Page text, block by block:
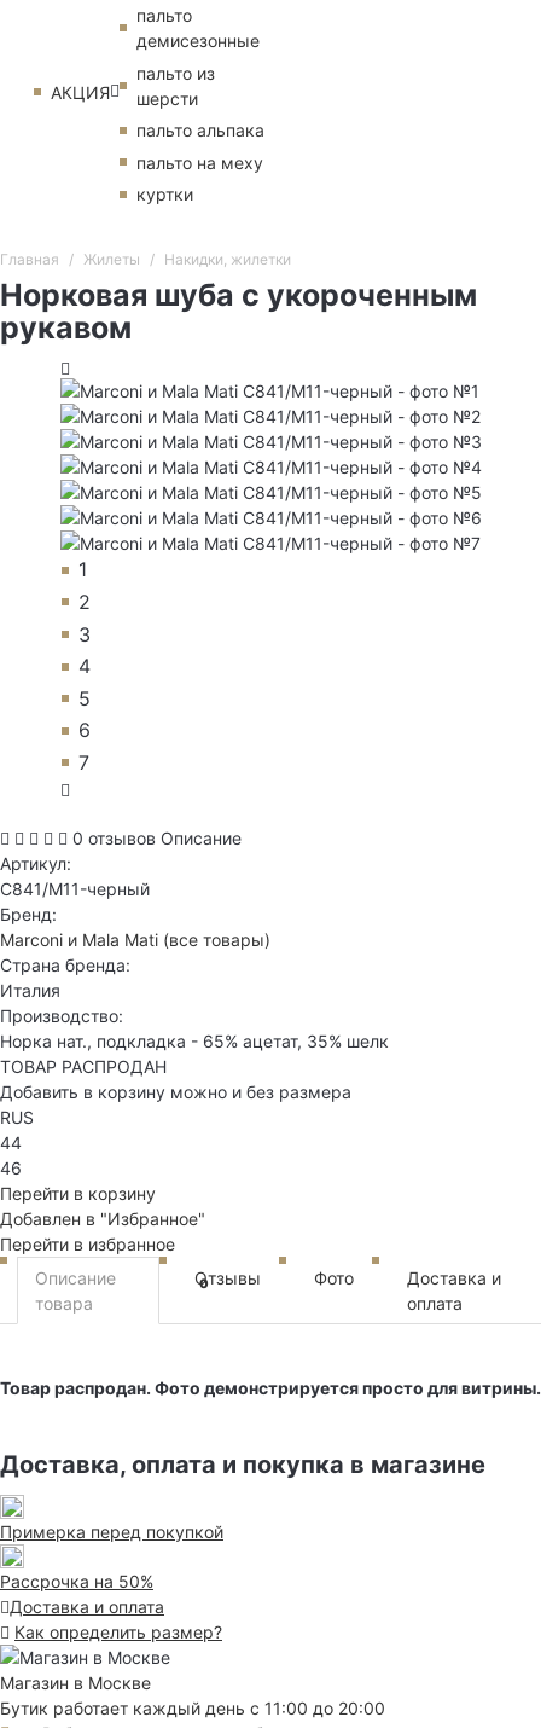
АКЦИЯ
пальто
демисезонные
пальто из
шерсти
пальто альпака
пальто на меху
куртки
Главная Жилеты Накидки, жилетки
Норковая шуба с укороченным
рукавом
1
2
3
4
5
6
7
0 отзывов Описание
Артикул:
C841/M11-черный
Бренд:
Marconi и Mala Mati (все товары)
Страна бренда:
Италия
Производство:
Норка нат., подкладка - 65% ацетат, 35% шелк
ТОВАР РАСПРОДАН
Добавить в корзину можно и без размера
RUS
44
46
Перейти в корзину
Добавлен в "Избранное"
Перейти в избранное
Описание
товара
Отзывы
0 Фото
Доставка и
оплата
Товар распродан. Фото демонстрируется просто для витрины.
Доставка, оплата и покупка в магазине
Примерка перед покупкой
Рассрочка на 50%
Доставка и оплата
Как определить размер?
Магазин в Москве
Бутик работает каждый день с 11:00 до 20:00